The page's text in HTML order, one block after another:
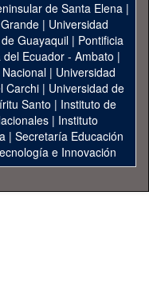
de Santa Elena|
| Universidad
Guayaquil| Pontificia
Ecuador - Ambato |
| Universidad
Carchi| Universidad de
Santo | Instituto de
| Instituto
| Secretaría Educación
e Innovación